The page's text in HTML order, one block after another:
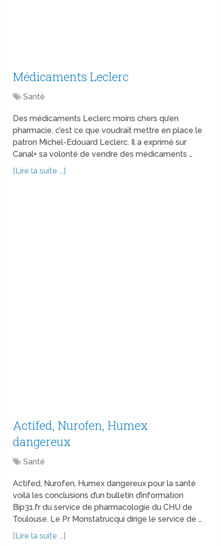
Médicaments Leclerc
Santé
Des médicaments Leclerc moins chers qu’en
pharmacie, c’est ce que voudrait mettre en place le
patron Michel-Edouard Leclerc. Il a exprimé sur
Canal+ sa volonté de vendre des médicaments …
[Lire la suite ...]
Actifed, Nurofen, Humex
dangereux
Santé
Actifed, Nurofen, Humex dangereux pour la santé
voilà les conclusions d’un bulletin d’information
Bip31.fr du service de pharmacologie du CHU de
Toulouse. Le Pr Monstatrucqui dirige le service de …
[Lire la suite ...]